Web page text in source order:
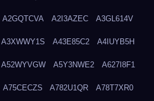
A2GQTCVA A2I3AZEC A3GL614V
A3XWWY1S A43E85C2 A4IUYB5H
A52WYVGW A5Y3NWE2 A627I8F1
A75CECZS A782U1QR A78T7XR0